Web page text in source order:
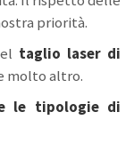
priorità.
taglio laser di
molto altro.
le tipologie di